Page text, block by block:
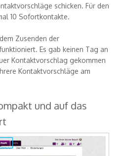
schicken. Für den
10 Sofortkontakte.
Zusenden der
Es gab keinen Tag an
Kontaktvorschlag gekommen
Kontaktvorschläge am
und auf das